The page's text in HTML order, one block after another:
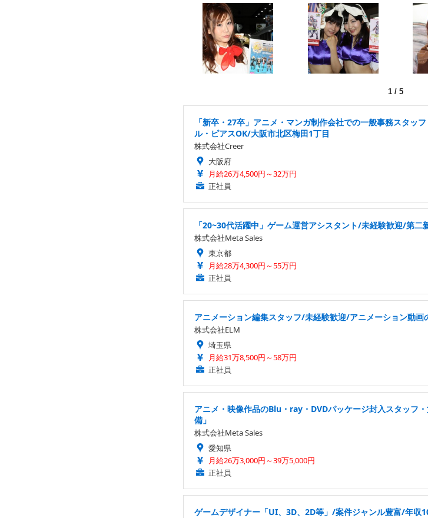
1 / 5
「新卒・27卒」アニメ・マンガ制作会社での一般事務スタッ
ル・ピアスOK/大阪市北区梅田1丁目
株式会社Creer
大阪府
月給26万4,500円～32万円
正社員
「20~30代活躍中」ゲーム運営アシスタント/未経験歓迎/第二
株式会社Meta Sales
東京都
月給28万4,300円～55万円
正社員
アニメーション編集スタッフ/未経験歓迎/アニメーション動
株式会社ELM
埼玉県
月給31万8,500円～58万円
正社員
アニメ・映像作品のBlu・ray・DVDパッケージ封入スタッフ
備」
株式会社Meta Sales
愛知県
月給26万3,000円～39万5,000円
正社員
ゲームデザイナー「UI、3D、2D等」/案件ジャンル豊富/年収